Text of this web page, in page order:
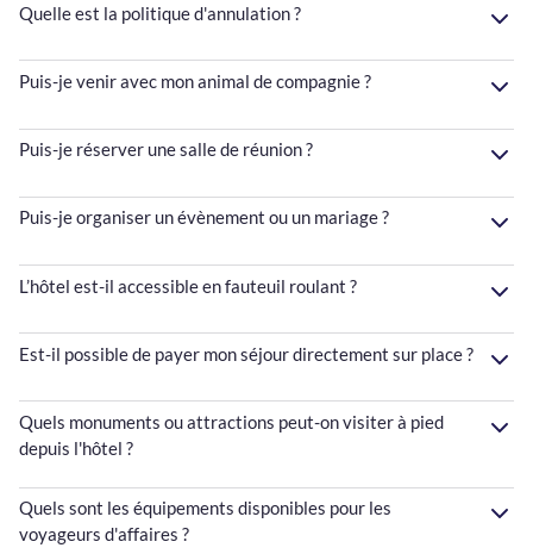
Quelle est la politique d'annulation ?
Puis-je venir avec mon animal de compagnie ?
Puis-je réserver une salle de réunion ?
Puis-je organiser un évènement ou un mariage ?
L’hôtel est-il accessible en fauteuil roulant ?
Est-il possible de payer mon séjour directement sur place ?
Quels monuments ou attractions peut-on visiter à pied
depuis l'hôtel ?
Quels sont les équipements disponibles pour les
voyageurs d'affaires ?